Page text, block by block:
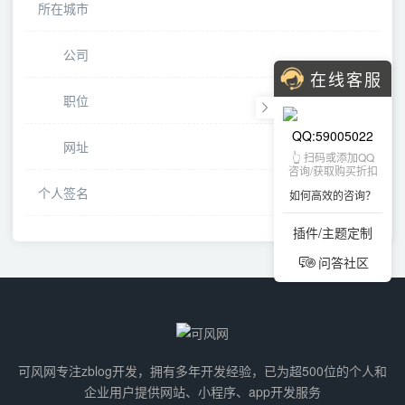
所在城市
公司
职位
网址
个人签名
可风网专注zblog开发，拥有多年开发经验，已为超500位的个人和
企业用户提供网站、小程序、app开发服务
在线客服
QQ:59005022
👆 扫码或添加QQ
咨询/获取购买折扣
如何高效的咨询？
插件/主题定制
问答社区